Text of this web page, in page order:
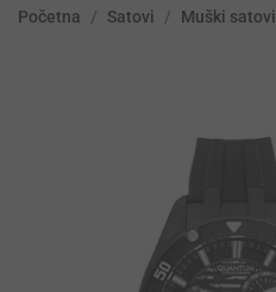
Početna / Satovi / Muški satovi